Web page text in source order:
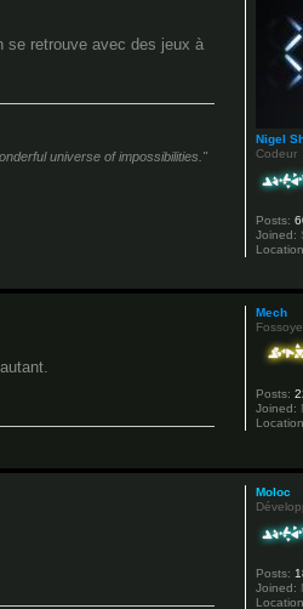
Nigel
Codeur
Posts:
Joined:
se retrouve avec des jeux à
universe of impossibilities."
Mech
Posts:
Joined:
Moloc
Posts:
Joined: